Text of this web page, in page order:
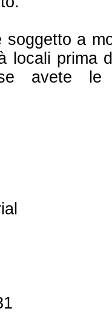
soggetto a
locali prima
avete le